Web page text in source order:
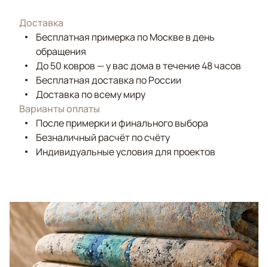
Доставка
Бесплатная примерка по Москве в день
обращения
До 50 ковров — у вас дома в течение 48 часов
Бесплатная доставка по России
Доставка по всему миру
Варианты оплаты
После примерки и финального выбора
Безналичный расчёт по счёту
Индивидуальные условия для проектов